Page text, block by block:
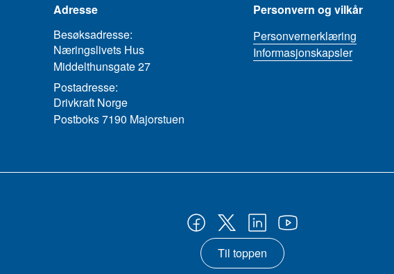
Adresse
Besøksadresse:
Næringslivets Hus
Middelthunsgate 27
Postadresse:
Drivkraft Norge
Postboks 7190 Majorstuen
Personvern og vilkår
Personvernerklæring
Informasjonskapsler
Til toppen